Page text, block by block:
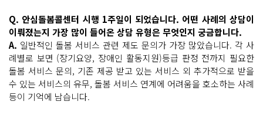
Q. 안심돌봄콜센터 시행 1주일이 되었습니다. 어떤 사례의 상담이
이뤄졌는지 가장 많이 들어온 상담 유형은 무엇인지 궁금합니다.
A. 일반적인 돌봄 서비스 관련 제도 문의가 가장 많았습니다. 각 사
례별로 보면 (장기요양, 장애인 활동지원)등급 판정 전까지 필요한
돌봄 서비스 문의, 기존 제공 받고 있는 서비스 외 추가적으로 받을
수 있는 서비스의 유무, 돌봄 서비스 연계에 어려움을 호소하는 사례
등이 기억에 남습니다.